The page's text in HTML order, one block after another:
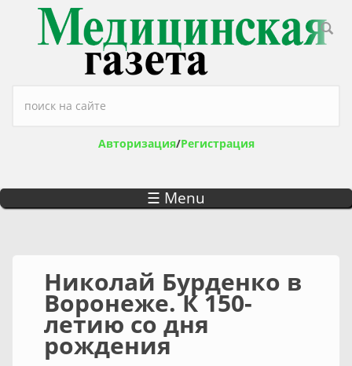
Перейти к основному содержанию
Форма поиска
Авторизация/Регистрация
☰ Menu
Николай Бурденко в
Воронеже. К 150-
летию со дня
рождения